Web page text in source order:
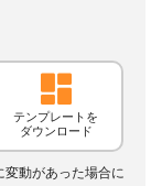
テンプレートを
ダウンロード
動があった場合に